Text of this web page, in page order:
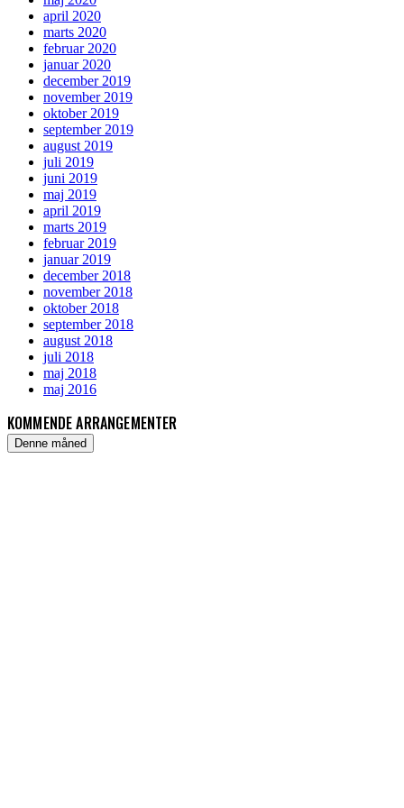
april 2020
marts 2020
februar 2020
januar 2020
december 2019
november 2019
oktober 2019
september 2019
august 2019
juli 2019
juni 2019
maj 2019
april 2019
marts 2019
februar 2019
januar 2019
december 2018
november 2018
oktober 2018
september 2018
august 2018
juli 2018
maj 2018
maj 2016
KOMMENDE ARRANGEMENTER
Denne måned